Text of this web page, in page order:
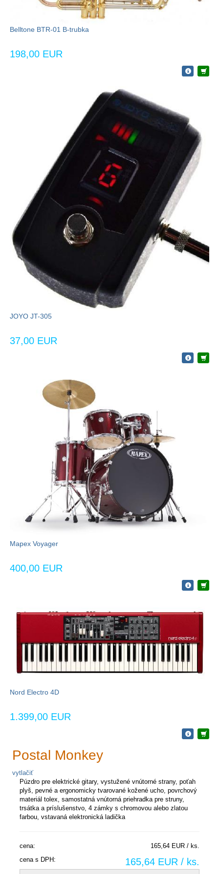
Belltone BTR-01 B-trubka
198,00 EUR
JOYO JT-305
37,00 EUR
Mapex Voyager
400,00 EUR
Nord Electro 4D
1.399,00 EUR
Postal Monkey
vytlačiť
Púzdro pre elektrické gitary, vystužené vnútorné strany, poťah
plyš, pevné a ergonomicky tvarované kožené ucho, povrchový
materiál tolex, samostatná vnútorná priehradka pre struny,
trsátka a príslušenstvo, 4 zámky s chromovou alebo zlatou
farbou, vstavaná elektronická ladička
cena:
165,64 EUR / ks.
cena s DPH:
165,64 EUR / ks.